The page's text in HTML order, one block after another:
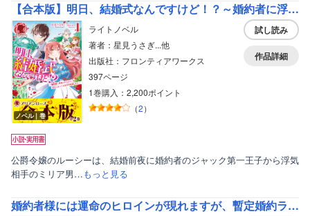
【合本版】明日、結婚式なんですけど！？～婚約者に浮気されたので過去に戻って人生やりなおします～
ノベル｜巻
ライトノベル
著者：星見うさぎ...他
出版社：フロンティアワークス
397ページ
1巻購入：2,200ポイント
（2）
試し読み
作品詳細
公爵令嬢のルーシーは、結婚前夜に婚約者のジャック第一王子から浮気
相手のミリア男…もっと見る
婚約者様には運命のヒロインが現れますが、暫定婚約ライフを満喫します！